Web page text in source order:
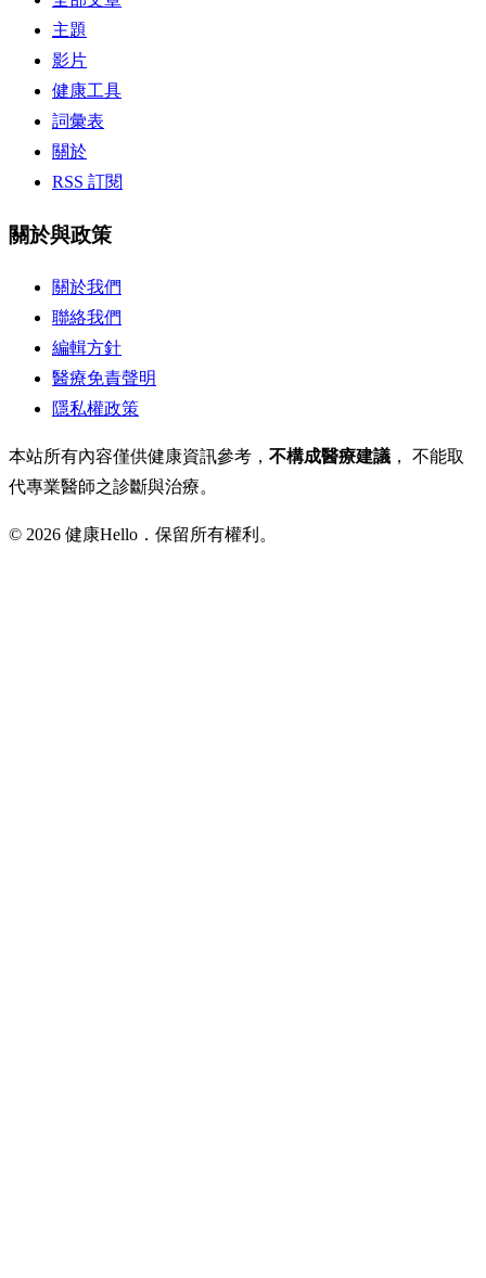
主題
影片
健康工具
詞彙表
關於
RSS 訂閱
關於與政策
關於我們
聯絡我們
編輯方針
醫療免責聲明
隱私權政策
本站所有內容僅供健康資訊參考， 不構成醫療建議 ， 不能取
代專業醫師之診斷與治療。
© 2026 健康Hello．保留所有權利。